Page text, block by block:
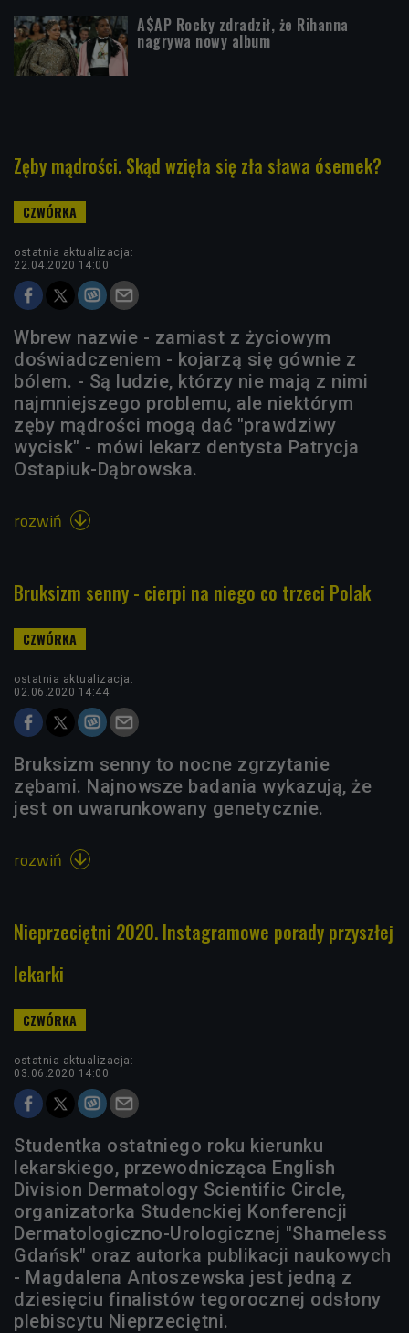
A$AP Rocky zdradził, że Rihanna
nagrywa nowy album
Zęby mądrości. Skąd wzięła się zła sława ósemek?
ostatnia aktualizacja:
22.04.2020 14:00
Wbrew nazwie - zamiast z życiowym
doświadczeniem - kojarzą się gównie z
bólem. - Są ludzie, którzy nie mają z nimi
najmniejszego problemu, ale niektórym
zęby mądrości mogą dać "prawdziwy
wycisk" - mówi lekarz dentysta Patrycja
Ostapiuk-Dąbrowska.
rozwiń 
Bruksizm senny - cierpi na niego co trzeci Polak
ostatnia aktualizacja:
02.06.2020 14:44
Bruksizm senny to nocne zgrzytanie
zębami. Najnowsze badania wykazują, że
jest on uwarunkowany genetycznie.
rozwiń 
Nieprzeciętni 2020. Instagramowe porady przyszłej
lekarki
ostatnia aktualizacja:
03.06.2020 14:00
Studentka ostatniego roku kierunku
lekarskiego, przewodnicząca English
Division Dermatology Scientific Circle,
organizatorka Studenckiej Konferencji
Dermatologiczno-Urologicznej "Shameless
Gdańsk" oraz autorka publikacji naukowych
- Magdalena Antoszewska jest jedną z
dziesięciu finalistów tegorocznej odsłony
plebiscytu Nieprzeciętni.